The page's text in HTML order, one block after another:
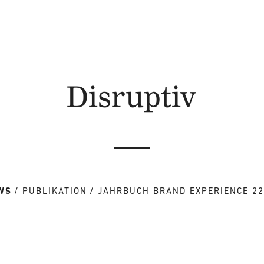
Disruptiv
PUBLIKATION JAHRBUCH BRAND EXPERIENCE